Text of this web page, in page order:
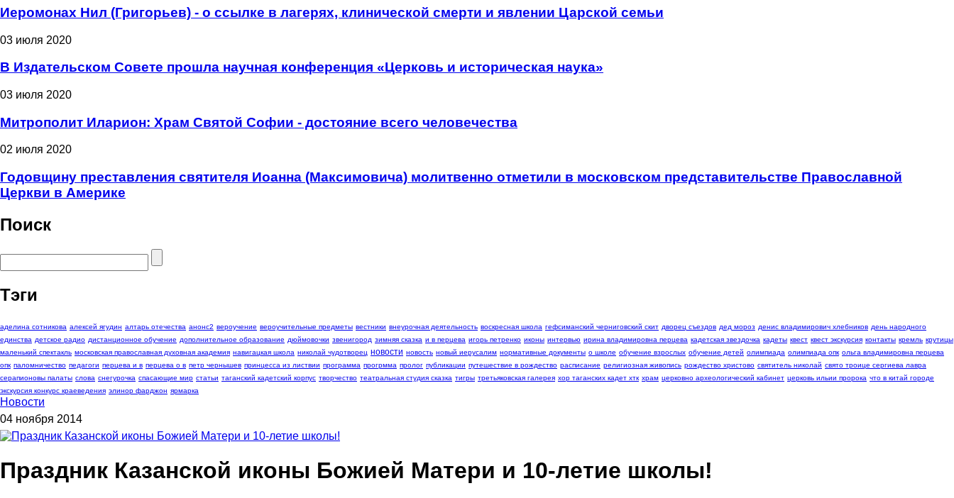
Иеромонах Нил (Григорьев) - о ссылке в лагерях, клинической смерти и явлении Царской семьи
03 июля 2020
В Издательском Совете прошла научная конференция «Церковь и историческая наука»
03 июля 2020
Митрополит Иларион: Храм Святой Софии - достояние всего человечества
02 июля 2020
Годовщину преставления святителя Иоанна (Максимовича) молитвенно отметили в московском представительстве Православной
Церкви в Америке
Поиск
Тэги
аделина сотникова алексей ягудин алтарь отечества анонс2 вероучение вероучительные предметы вестники внеурочная деятельность воскресная школа гефсиманский черниговский скит дворец съездов дед мороз денис владимирович хлебников день народного
единства детское радио дистанционное обучение дополнительное образование дюймовочки звенигород зимняя сказка и в перцева игорь петренко иконы интервью ирина владимировна перцева кадетская звездочка кадеты квест квест экскурсия контакты кремль крутицы
маленький спектакль московская православная духовная академия навигацкая школа николай чудотворец новости новость новый иерусалим нормативные документы о школе обучение взрослых обучение детей олимпиада олимпиада опк ольга владимировна перцева
опк паломничество педагоги перцева и в перцева о в петр чернышев принцесса из листвии программа прогрмма пролог публикации путешествие в рождество расписание религиозная живопись рождество христово святитель николай свято троице сергиева лавра
серапионовы палаты слова снегурочка спасающие мир статьи таганский кадетский корпус творчество театральная студия сказка тигры третьяковская галерея хор таганских кадет хтк храм церковно археологический кабинет церковь ильии пророка что в китай городе
экскурсия конкурс краеведения элинор фарджон ярмарка
Новости
04 ноября 2014
Праздник Казанской иконы Божией Матери и 10-летие школы!